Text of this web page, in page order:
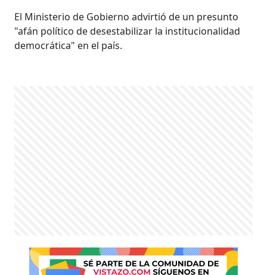
El Ministerio de Gobierno advirtió de un presunto
"afán político de desestabilizar la institucionalidad
democrática" en el país.